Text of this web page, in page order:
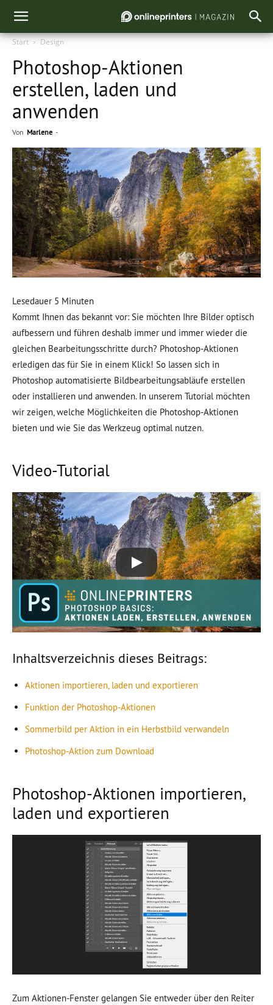
Start Design
Photoshop-Aktionen
erstellen, laden und
anwenden
Von Marlene -
Lesedauer 5 Minuten
Kommt Ihnen das bekannt vor: Sie möchten Ihre Bilder optisch
aufbessern und führen deshalb immer und immer wieder die
gleichen Bearbeitungsschritte durch? Photoshop-Aktionen
erledigen das für Sie in einem Klick! So lassen sich in
Photoshop automatisierte Bildbearbeitungsabläufe erstellen
oder installieren und anwenden. In unserem Tutorial möchten
wir zeigen, welche Möglichkeiten die Photoshop-Aktionen
bieten und wie Sie das Werkzeug optimal nutzen.
Video-Tutorial
Inhaltsverzeichnis dieses Beitrags:
Aktionen importieren, laden und exportieren
Funktion der Photoshop-Aktionen
Sommerbild per Aktion in ein Herbstbild verwandeln
Photoshop-Aktion zum Download
Photoshop-Aktionen importieren,
laden und exportieren
Zum Aktionen-Fenster gelangen Sie entweder über den Reiter